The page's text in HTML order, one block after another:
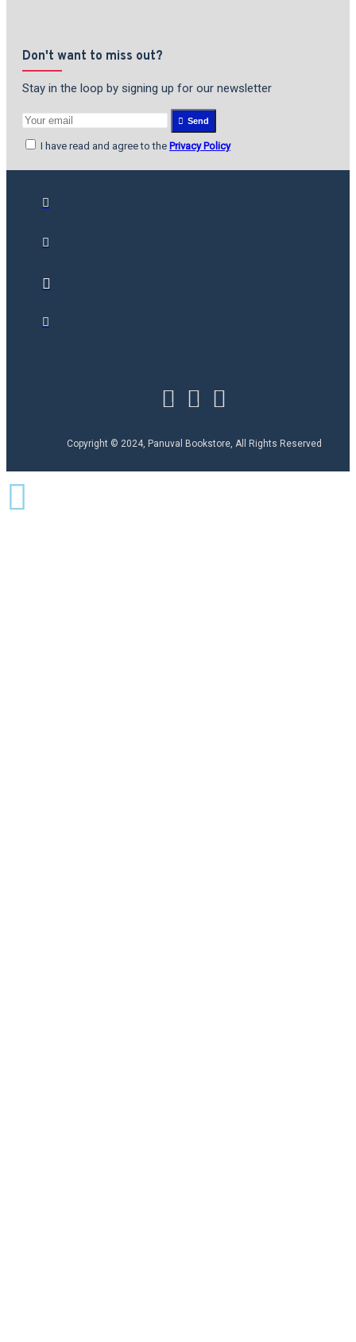
Don't want to miss out?
Stay in the loop by signing up for our newsletter
Send
I have read and agree to the Privacy Policy
Copyright © 2024, Panuval Bookstore, All Rights Reserved